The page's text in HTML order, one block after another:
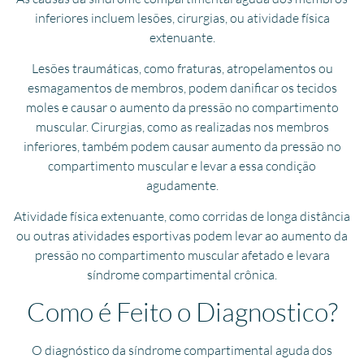
inferiores incluem lesões, cirurgias, ou atividade física
extenuante.
Lesões traumáticas, como fraturas, atropelamentos ou
esmagamentos de membros, podem danificar os tecidos
moles e causar o aumento da pressão no compartimento
muscular. Cirurgias, como as realizadas nos membros
inferiores, também podem causar aumento da pressão no
compartimento muscular e levar a essa condição
agudamente.
Atividade física extenuante, como corridas de longa distância
ou outras atividades esportivas podem levar ao aumento da
pressão no compartimento muscular afetado e levara
síndrome compartimental crônica.
Como é Feito o Diagnostico?
O diagnóstico da síndrome compartimental aguda dos